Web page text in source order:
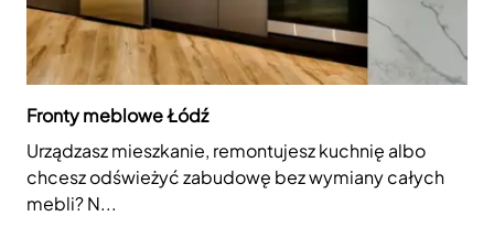
Fronty meblowe Łódź
Urządzasz mieszkanie, remontujesz kuchnię albo
chcesz odświeżyć zabudowę bez wymiany całych
mebli? N...